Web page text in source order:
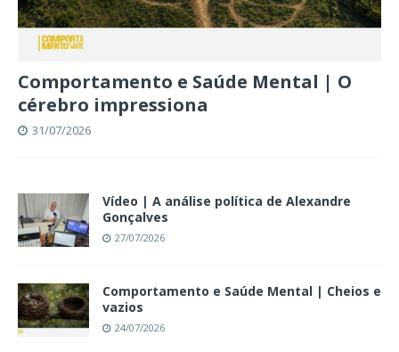
Comportamento e Saúde Mental | O
cérebro impressiona
31/07/2026
Vídeo | A análise política de Alexandre
Gonçalves
27/07/2026
Comportamento e Saúde Mental | Cheios e
vazios
24/07/2026